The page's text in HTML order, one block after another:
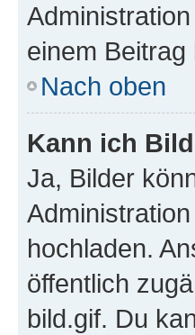
einem
Nach oben
Kann ich
Ja, Bilder
hochladen.
öffentlich
bild.gif. Du